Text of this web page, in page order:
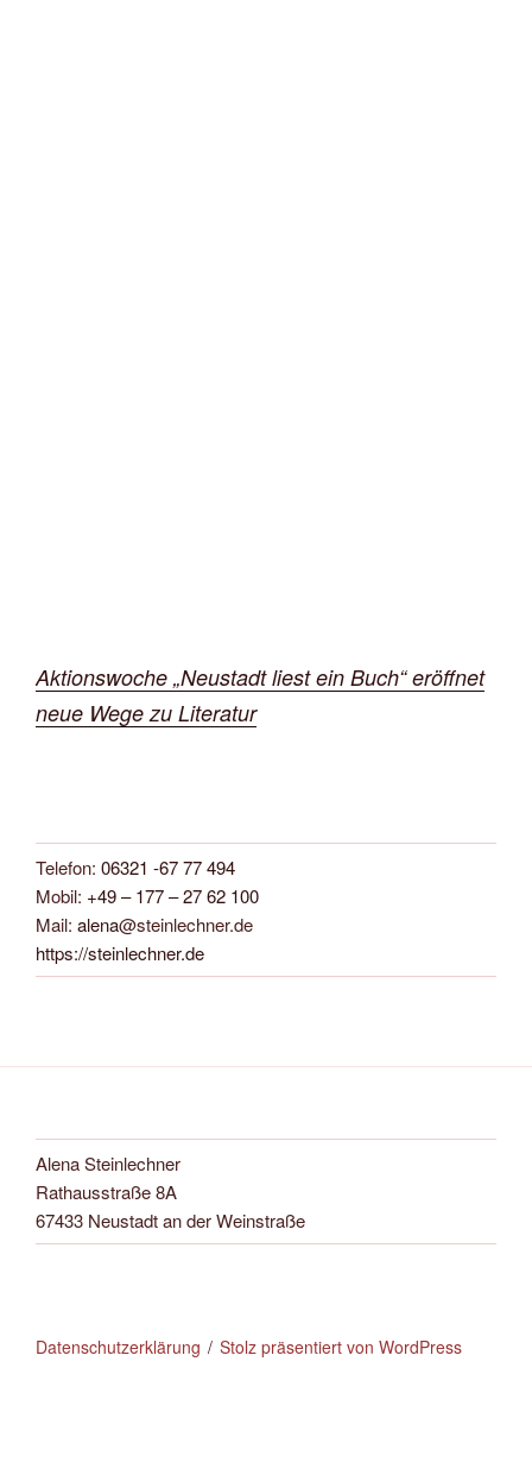
Aktionswoche „Neustadt liest ein Buch“ eröffnet
neue Wege zu Literatur
Telefon: 06321 -67 77 494
Mobil: +49 – 177 – 27 62 100
Mail: alena@steinlechner.de
https://steinlechner.de
Alena Steinlechner
Rathausstraße 8A
67433 Neustadt an der Weinstraße
Datenschutzerklärung Stolz präsentiert von WordPress